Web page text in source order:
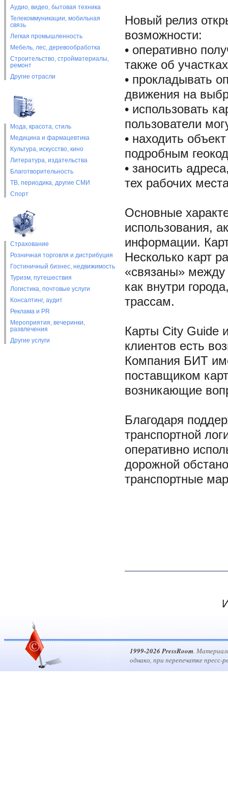
Аудио, видео, бытовая техника
Телекоммуникации, мобильная
связь
Легкая промышленность
Мебель, лес, деревообработка
Строительство, стройматериалы,
ремонт
Другие отрасли
Мода, красота, стиль
Медицина и фармацевтика
Культура, искусство, кино
Литература, издательства
Благотворительность
ТВ, периодика, другие СМИ
Спорт
Страхование
Розничная торговля и дистрибуция
Гостиничный бизнес, недвижимость
Туризм, путешествия
Логистика, почтовые услуги
Консалтинг, аудит
Реклама и PR
Мероприятия, вечеринки,
развлечения
Другие услуги
Новый релиз
возможности:
• оперативно
также об
• прокладывать
движения на
• использовать
пользователи
• находить
подробным
• заносить
тех рабочих
Основные
использования,
информации.
Несколько карт
«связаны» между
как внутри
трассам.
Карты City Guide
клиентов есть
Компания БИТ
поставщиком
возникающие
Благодаря
транспортной
оперативно
дорожной
транспортные
1999-2026 PressRoom.
однако, при перепечатке пресс-